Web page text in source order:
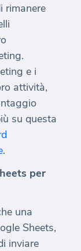
rimanere
e i
attività,
su questa
.
per
una
Sheets,
inviare